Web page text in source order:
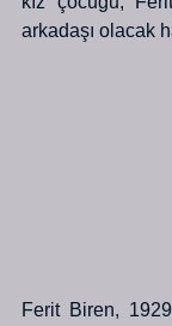
arkadaşı olacak
Ferit Biren, 1929